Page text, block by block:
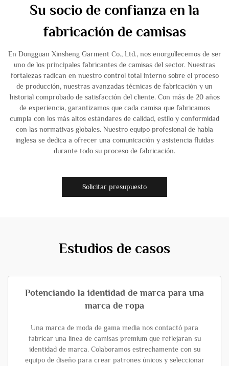
Su socio de confianza en la
fabricación de camisas
En Dongguan Xinsheng Garment Co., Ltd., nos enorgullecemos de ser
uno de los principales fabricantes de camisas del sector. Nuestras
fortalezas radican en nuestro control total interno sobre el proceso
de producción, nuestras avanzadas técnicas de fabricación y un
historial comprobado de satisfacción del cliente. Con más de 20 años
de experiencia, garantizamos que cada camisa que fabricamos
cumpla con los más altos estándares de calidad, estilo y conformidad
con las normativas globales. Nuestro equipo profesional de habla
inglesa se dedica a ofrecer una comunicación y asistencia fluidas
durante todo su proceso de fabricación.
Solicitar presupuesto
Estudios de casos
Potenciando la identidad de marca para una
marca de ropa
Una marca de moda de gama media nos contactó para
fabricar una línea de camisas premium que reflejaran su
identidad de marca. Colaboramos estrechamente con su
equipo de diseño para crear patrones únicos y seleccionar